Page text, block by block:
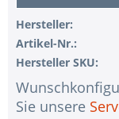
1 Stk.
ohne USV
1 Stk.
ohne
1 Stk.
ohne
Hersteller:
Artikel-Nr.:
Hersteller SKU:
Sie unsere